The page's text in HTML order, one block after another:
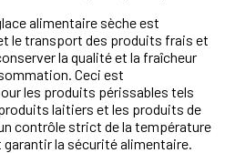
alimentaire sèche est
le transport des produits frais et
la qualité et la fraîcheur
Ceci est
les produits périssables tels
laitiers et les produits de
contrôle strict de la température
la sécurité alimentaire.